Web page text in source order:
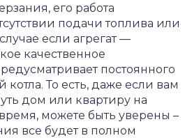
его работа
подачи топлива или
если агрегат —
качественное
постоянного
котла. То есть, даже если вам
дом или квартиру на
можете быть уверены –
все будет в полном